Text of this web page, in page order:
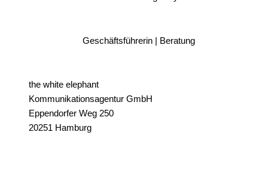
Geschäftsführerin | Beratung
the white elephant
Kommunikationsagentur GmbH
Eppendorfer Weg 250
20251 Hamburg